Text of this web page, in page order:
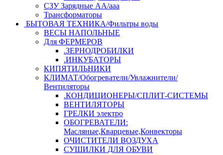
СЗУ Зарядные АА/ааа
Трансформаторы
БЫТОВАЯ ТЕХНИКА/Фильтры воды
ВЕСЫ НАПОЛЬНЫЕ
Для ФЕРМЕРОВ
.ЗЕРНОДРОБИЛКИ
.ИНКУБАТОРЫ
КИПЯТИЛЬНИКИ
КЛИМАТ/Обогреватели/Увлажнители/
Вентиляторы
.КОНДИЦИОНЕРЫ/СПЛИТ-СИСТЕМЫ
ВЕНТИЛЯТОРЫ
ГРЕЛКИ электро
ОБОГРЕВАТЕЛИ:
Масляные,Кварцевые,Конвекторы
ОЧИСТИТЕЛИ ВОЗДУХА
СУШИЛКИ ДЛЯ ОБУВИ